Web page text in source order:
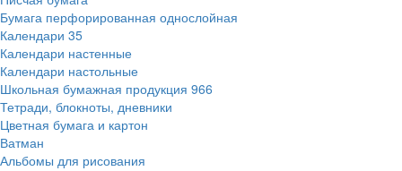
Бумага перфорированная однослойная
Календари 35
Календари настенные
Календари настольные
Школьная бумажная продукция 966
Тетради, блокноты, дневники
Цветная бумага и картон
Ватман
Альбомы для рисования